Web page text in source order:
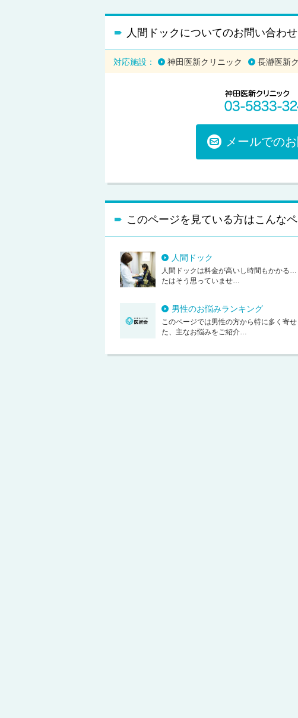
人間ドックについてのお問い合わせ
対応施設： 神田医新クリニック 長瀞医新
メールでの
このページを見ている方はこんな
人間ドック
人間ドックは料金が高いし時間もかかる…
たはそう思っていませ…
男性のお悩みランキング
このページでは男性の方から特に多く寄
た、主なお悩みをご紹介…